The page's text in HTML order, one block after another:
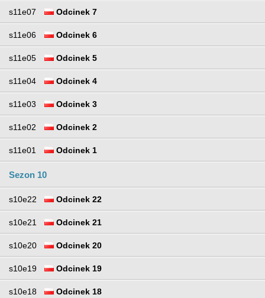
s11e07 Odcinek 7
s11e06 Odcinek 6
s11e05 Odcinek 5
s11e04 Odcinek 4
s11e03 Odcinek 3
s11e02 Odcinek 2
s11e01 Odcinek 1
Sezon 10
s10e22 Odcinek 22
s10e21 Odcinek 21
s10e20 Odcinek 20
s10e19 Odcinek 19
s10e18 Odcinek 18